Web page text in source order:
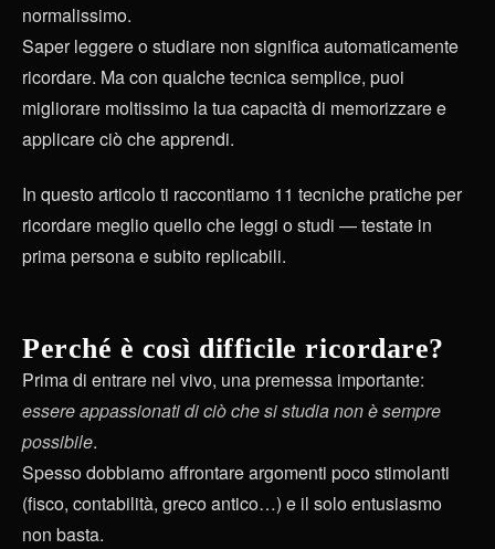
normalissimo.
Saper leggere o studiare non significa automaticamente
ricordare. Ma con qualche tecnica semplice, puoi
migliorare moltissimo la tua capacità di memorizzare e
applicare ciò che apprendi.
In questo articolo ti raccontiamo 11 tecniche pratiche per
ricordare meglio quello che leggi o studi — testate in
prima persona e subito replicabili.
Perché è così difficile ricordare?
Prima di entrare nel vivo, una premessa importante:
essere appassionati di ciò che si studia non è sempre
possibile.
Spesso dobbiamo affrontare argomenti poco stimolanti
(fisco, contabilità, greco antico…) e il solo entusiasmo
non basta.